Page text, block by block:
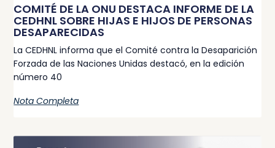
COMITÉ DE LA ONU DESTACA INFORME DE LA
CEDHNL SOBRE HIJAS E HIJOS DE PERSONAS
DESAPARECIDAS
La CEDHNL informa que el Comité contra la Desaparición
Forzada de las Naciones Unidas destacó, en la edición
número 40
Nota Completa